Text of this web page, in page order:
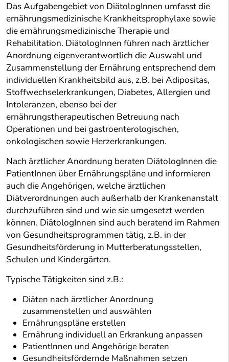
Das Aufgabengebiet von DiätologInnen umfasst die
ernährungsmedizinische Krankheitsprophylaxe sowie
die ernährungsmedizinische Therapie und
Rehabilitation. DiätologInnen führen nach ärztlicher
Anordnung eigenverantwortlich die Auswahl und
Zusammenstellung der Ernährung entsprechend dem
individuellen Krankheitsbild aus, z.B. bei Adipositas,
Stoffwechselerkrankungen, Diabetes, Allergien und
Intoleranzen, ebenso bei der
ernährungstherapeutischen Betreuung nach
Operationen und bei gastroenterologischen,
onkologischen sowie Herzerkrankungen.
Nach ärztlicher Anordnung beraten DiätologInnen die
PatientInnen über Ernährungspläne und informieren
auch die Angehörigen, welche ärztlichen
Diätverordnungen auch außerhalb der Krankenanstalt
durchzuführen sind und wie sie umgesetzt werden
können. DiätologInnen sind auch beratend im Rahmen
von Gesundheitsprogrammen tätig, z.B. in der
Gesundheitsförderung in Mutterberatungsstellen,
Schulen und Kindergärten.
Typische Tätigkeiten sind z.B.:
Diäten nach ärztlicher Anordnung
zusammenstellen und auswählen
Ernährungspläne erstellen
Ernährung individuell an Erkrankung anpassen
PatientInnen und Angehörige beraten
Gesundheitsfördernde Maßnahmen setzen